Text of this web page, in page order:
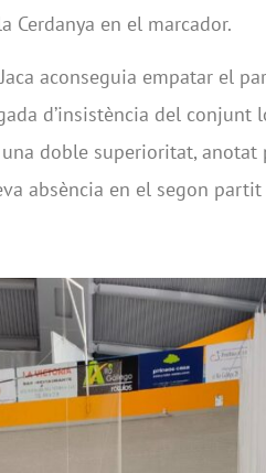
Cerdanya en el marcador.
aconseguia empatar el
d’insistència del conjunt
doble superioritat, anotat
absència en el segon